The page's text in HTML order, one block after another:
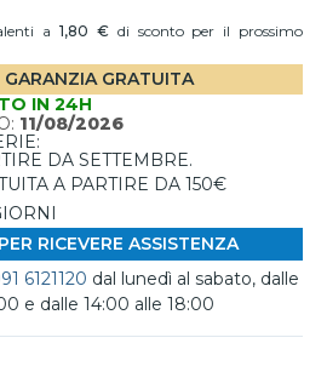
a1,80 €di sconto per il prossimo
GRATUITA
IN 24H
11/08/2026
DA SETTEMBRE.
A PARTIRE DA 150€
RICEVERE ASSISTENZA
6121120 dal lunedì al sabato, dalle
e dalle 14:00 alle 18:00